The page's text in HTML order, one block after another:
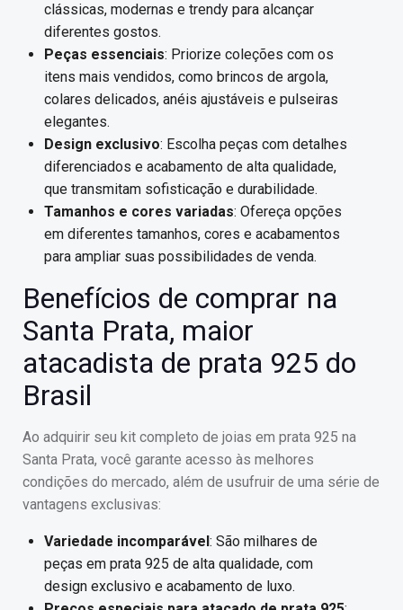
clássicas, modernas e trendy para alcançar
diferentes gostos.
Peças essenciais: Priorize coleções com os
itens mais vendidos, como brincos de argola,
colares delicados, anéis ajustáveis e pulseiras
elegantes.
Design exclusivo: Escolha peças com detalhes
diferenciados e acabamento de alta qualidade,
que transmitam sofisticação e durabilidade.
Tamanhos e cores variadas: Ofereça opções
em diferentes tamanhos, cores e acabamentos
para ampliar suas possibilidades de venda.
Benefícios de comprar na
Santa Prata, maior
atacadista de prata 925 do
Brasil
Ao adquirir seu kit completo de joias em prata 925 na
Santa Prata, você garante acesso às melhores
condições do mercado, além de usufruir de uma série de
vantagens exclusivas:
Variedade incomparável : São milhares de
peças em prata 925 de alta qualidade, com
design exclusivo e acabamento de luxo.